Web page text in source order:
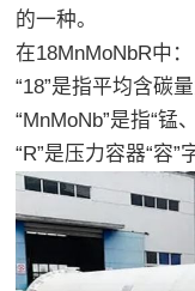
的一种。
在18MnMoNbR中：
“18”是指平均含碳量
“MnMoNb”是指“锰
“R”是压力容器“容”